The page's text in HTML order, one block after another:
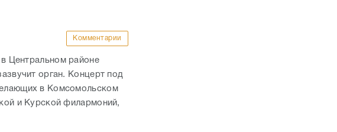
Комментарии
Центральном районе
орган. Концерт под
в Комсомольском
и Курской филармоний,